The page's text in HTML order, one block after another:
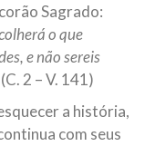
Sagrado:
o que
e não sereis
(C. 2 – V. 141)
a história,
com seus